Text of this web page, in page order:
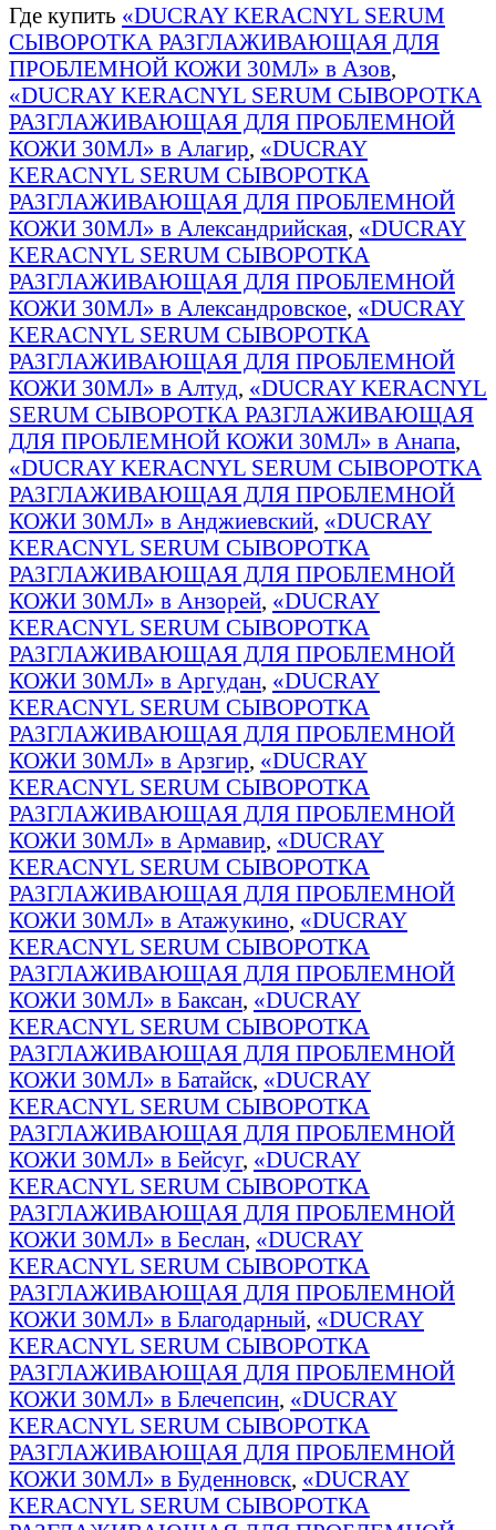
Где купить «DUCRAY KERACNYL SERUM
СЫВОРОТКА РАЗГЛАЖИВАЮЩАЯ ДЛЯ
ПРОБЛЕМНОЙ КОЖИ 30МЛ» в Азов,
«DUCRAY KERACNYL SERUM СЫВОРОТКА
РАЗГЛАЖИВАЮЩАЯ ДЛЯ ПРОБЛЕМНОЙ
КОЖИ 30МЛ» в Алагир, «DUCRAY
KERACNYL SERUM СЫВОРОТКА
РАЗГЛАЖИВАЮЩАЯ ДЛЯ ПРОБЛЕМНОЙ
КОЖИ 30МЛ» в Александрийская, «DUCRAY
KERACNYL SERUM СЫВОРОТКА
РАЗГЛАЖИВАЮЩАЯ ДЛЯ ПРОБЛЕМНОЙ
КОЖИ 30МЛ» в Александровское, «DUCRAY
KERACNYL SERUM СЫВОРОТКА
РАЗГЛАЖИВАЮЩАЯ ДЛЯ ПРОБЛЕМНОЙ
КОЖИ 30МЛ» в Алтуд, «DUCRAY KERACNYL
SERUM СЫВОРОТКА РАЗГЛАЖИВАЮЩАЯ
ДЛЯ ПРОБЛЕМНОЙ КОЖИ 30МЛ» в Анапа,
«DUCRAY KERACNYL SERUM СЫВОРОТКА
РАЗГЛАЖИВАЮЩАЯ ДЛЯ ПРОБЛЕМНОЙ
КОЖИ 30МЛ» в Анджиевский, «DUCRAY
KERACNYL SERUM СЫВОРОТКА
РАЗГЛАЖИВАЮЩАЯ ДЛЯ ПРОБЛЕМНОЙ
КОЖИ 30МЛ» в Анзорей, «DUCRAY
KERACNYL SERUM СЫВОРОТКА
РАЗГЛАЖИВАЮЩАЯ ДЛЯ ПРОБЛЕМНОЙ
КОЖИ 30МЛ» в Аргудан, «DUCRAY
KERACNYL SERUM СЫВОРОТКА
РАЗГЛАЖИВАЮЩАЯ ДЛЯ ПРОБЛЕМНОЙ
КОЖИ 30МЛ» в Арзгир, «DUCRAY
KERACNYL SERUM СЫВОРОТКА
РАЗГЛАЖИВАЮЩАЯ ДЛЯ ПРОБЛЕМНОЙ
КОЖИ 30МЛ» в Армавир, «DUCRAY
KERACNYL SERUM СЫВОРОТКА
РАЗГЛАЖИВАЮЩАЯ ДЛЯ ПРОБЛЕМНОЙ
КОЖИ 30МЛ» в Атажукино, «DUCRAY
KERACNYL SERUM СЫВОРОТКА
РАЗГЛАЖИВАЮЩАЯ ДЛЯ ПРОБЛЕМНОЙ
КОЖИ 30МЛ» в Баксан, «DUCRAY
KERACNYL SERUM СЫВОРОТКА
РАЗГЛАЖИВАЮЩАЯ ДЛЯ ПРОБЛЕМНОЙ
КОЖИ 30МЛ» в Батайск, «DUCRAY
KERACNYL SERUM СЫВОРОТКА
РАЗГЛАЖИВАЮЩАЯ ДЛЯ ПРОБЛЕМНОЙ
КОЖИ 30МЛ» в Бейсуг, «DUCRAY
KERACNYL SERUM СЫВОРОТКА
РАЗГЛАЖИВАЮЩАЯ ДЛЯ ПРОБЛЕМНОЙ
КОЖИ 30МЛ» в Беслан, «DUCRAY
KERACNYL SERUM СЫВОРОТКА
РАЗГЛАЖИВАЮЩАЯ ДЛЯ ПРОБЛЕМНОЙ
КОЖИ 30МЛ» в Благодарный, «DUCRAY
KERACNYL SERUM СЫВОРОТКА
РАЗГЛАЖИВАЮЩАЯ ДЛЯ ПРОБЛЕМНОЙ
КОЖИ 30МЛ» в Блечепсин, «DUCRAY
KERACNYL SERUM СЫВОРОТКА
РАЗГЛАЖИВАЮЩАЯ ДЛЯ ПРОБЛЕМНОЙ
КОЖИ 30МЛ» в Буденновск, «DUCRAY
KERACNYL SERUM СЫВОРОТКА